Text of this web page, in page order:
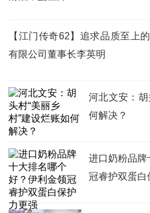
【江门传奇62】追求品质至上
有限公司董事长李英明
河北文安：胡
何解决？
进口奶粉品牌
冠睿护双蛋白